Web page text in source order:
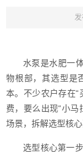
水泵是水肥一
物根部，其选型是
本。不少农户存在“
费，要么出现“小
场景，拆解选型核
选型核心第一